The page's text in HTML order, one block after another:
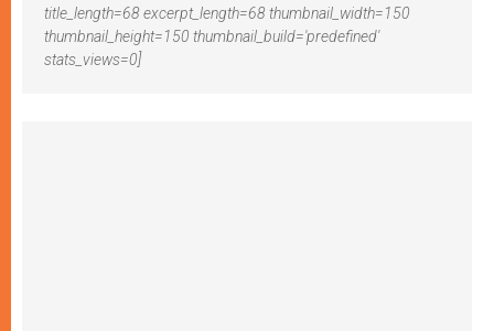
title_length=68 excerpt_length=68 thumbnail_width=150
thumbnail_height=150 thumbnail_build='predefined'
stats_views=0]